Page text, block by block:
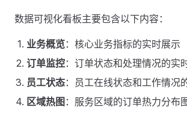
数据可视化看板主要包含以下内容：
业务概览：核心业务指标的实时展示
订单监控：订单状态和处理情况的实
员工状态：员工在线状态和工作情况
区域热图 ：服务区域的订单热力分布